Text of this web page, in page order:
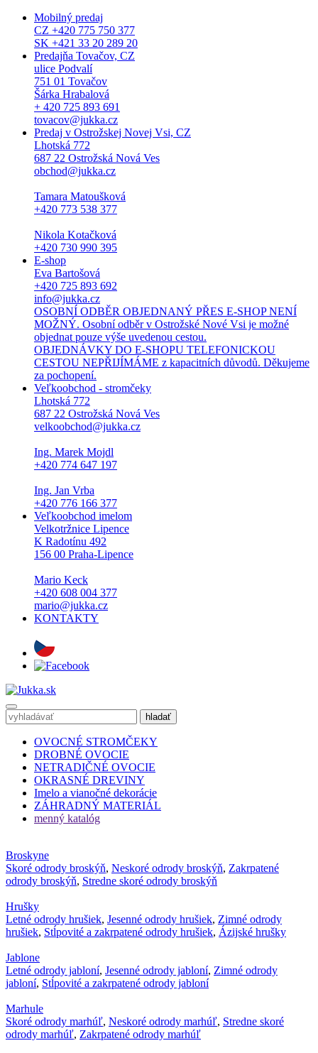
Mobilný predaj
CZ +420 775 750 377
SK +421 33 20 289 20
Predajňa Tovačov, CZ
ulice Podvalí
751 01 Tovačov
Šárka Hrabalová
+ 420 725 893 691
tovacov@jukka.cz
Predaj v Ostrožskej Novej Vsi, CZ
Lhotská 772
687 22 Ostrožská Nová Ves
obchod@jukka.cz
Tamara Matoušková
+420 773 538 377
Nikola Kotačková
+420 730 990 395
E-shop
Eva Bartošová
+420 725 893 692
info@jukka.cz
OSOBNÍ ODBĚR OBJEDNANÝ PŘES E-SHOP NENÍ
MOŽNÝ. Osobní odběr v Ostrožské Nové Vsi je možné
objednat pouze výše uvedenou cestou.
OBJEDNÁVKY DO E-SHOPU TELEFONICKOU
CESTOU NEPŘIJÍMÁME z kapacitních důvodů. Děkujeme
za pochopení.
Veľkoobchod - stromčeky
Lhotská 772
687 22 Ostrožská Nová Ves
velkoobchod@jukka.cz
Ing. Marek Mojdl
+420 774 647 197
Ing. Jan Vrba
+420 776 166 377
Veľkoobchod imelom
Velkotržnice Lipence
K Radotínu 492
156 00 Praha-Lipence
Mario Keck
+420 608 004 377
mario@jukka.cz
KONTAKTY
OVOCNÉ STROMČEKY
DROBNÉ OVOCIE
NETRADIČNÉ OVOCIE
OKRASNÉ DREVINY
Imelo a vianočné dekorácie
ZÁHRADNÝ MATERIÁL
menný katalóg
Broskyne
Skoré odrody broskýň, Neskoré odrody broskýň, Zakrpatené
odrody broskýň, Stredne skoré odrody broskýň
Hrušky
Letné odrody hrušiek, Jesenné odrody hrušiek, Zimné odrody
hrušiek, Stĺpovité a zakrpatené odrody hrušiek, Ázijské hrušky
Jablone
Letné odrody jabloní, Jesenné odrody jabloní, Zimné odrody
jabloní, Stĺpovité a zakrpatené odrody jabloní
Marhule
Skoré odrody marhúľ, Neskoré odrody marhúľ, Stredne skoré
odrody marhúľ, Zakrpatené odrody marhúľ